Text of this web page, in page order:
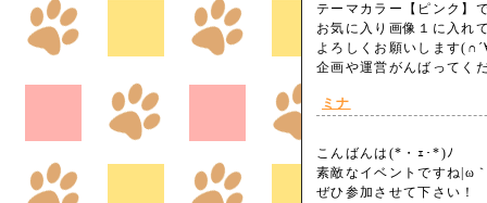
テーマカラー【ピンク】
お気に入り画像１に入れ
よろしくお願いします
企画や運営がんばって
ミナ
こんばんは(*・ｪ･*)ﾉ
素敵なイベントですね|ω
ぜひ参加させて下さい！